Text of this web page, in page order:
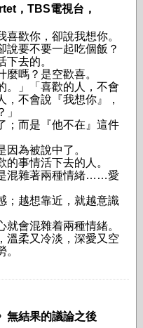
，TBS電視台，
喜歡你，卻說我想你。
說要不要一起吃個飯？
去的。
嗎？是空歡喜。
。」「喜歡的人，不會
不會說『我想你』，
；而是『他不在』這件
因為被說中了。
事情活下去的人。
混雜著兩種情緒……愛
；越想靠近，就越意識
會混雜着兩種情緒。
溫柔又冷淡，深愛又空
無結果的議論之後